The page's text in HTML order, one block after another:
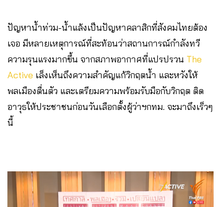
ปัญหาน้ำท่วม-น้ำแล้งเป็นปัญหาคลาสิกที่สังคมไทยต้อง
เจอ มีหลายเหตุการณ์ที่สะท้อนว่าสถานการณ์กำลังทวี
ความรุนแรงมากขึ้น จากสภาพอากาศที่แปรปรวน The
Active เล็งเห็นถึงความสำคัญแก้วิกฤตน้ำ และหวังให้
พลเมืองตื่นตัว และเตรียมความพร้อมรับมือกับวิกฤต ติด
อาวุธให้ประชาชนก่อนวันเลือกตั้งผู้ว่าฯกทม. จะมาถึงเร็วๆ
นี้